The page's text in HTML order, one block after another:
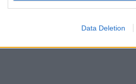
Data Deletion